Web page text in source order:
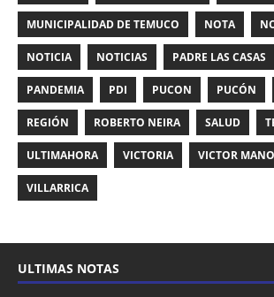
MUNICIPALIDAD DE TEMUCO NOTA
NOTICIA NOTICIAS PADRE LAS CASAS
PANDEMIA PDI PUCON PUCÓN
REGIÓN ROBERTO NEIRA SALUD
ULTIMAHORA VICTORIA VICTOR
VILLARRICA
ULTIMAS NOTAS